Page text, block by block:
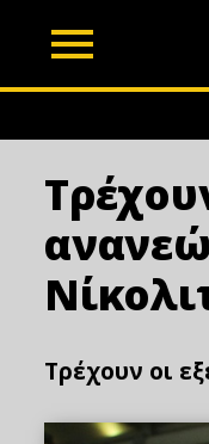
Τρέχουν οι